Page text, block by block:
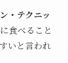
・テクニッ
食べること
いと言われ